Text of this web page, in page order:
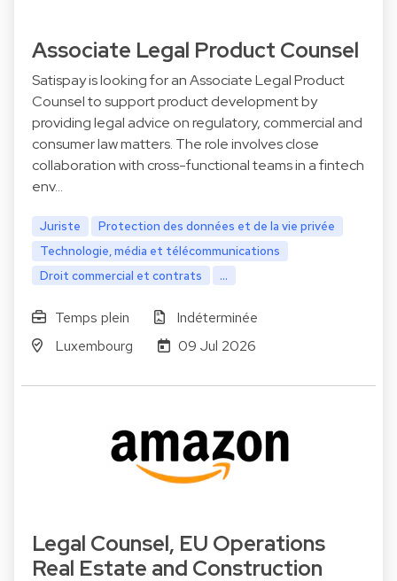
Associate Legal Product Counsel
Satispay is looking for an Associate Legal Product
Counsel to support product development by
providing legal advice on regulatory, commercial and
consumer law matters. The role involves close
collaboration with cross-functional teams in a fintech
env…
Juriste
Protection des données et de la vie privée
Technologie, média et télécommunications
Droit commercial et contrats
...
Temps plein
Indéterminée
Luxembourg
09 Jul 2026
Legal Counsel, EU Operations
Real Estate and Construction